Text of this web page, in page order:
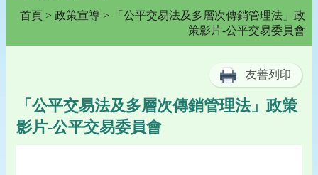
首頁 > 政策宣導 > 「公平交易法及多層次傳銷管理法」政
策影片-公平交易委員會
友善列印
「公平交易法及多層次傳銷管理法」政策
影片-公平交易委員會